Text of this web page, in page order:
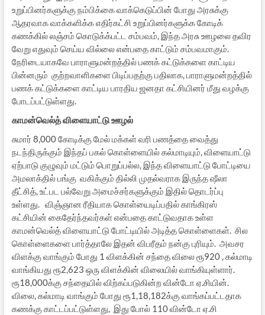
உறுப்பினர்களுக்கு நம்பிக்கை வாக்கெடுப்பின் போது அரசுக்கு
ஆதரவாக வாக்களிக்க எதிர்கட்சி உறுப்பினர்களுக்க கோடிக்
கணக்கில் லஞ்சம் கொடுக்க்பட்ட சம்பவம், இந்த அரசு ஊழலை தவிர
வேறு எதுவும் செய்ய வில்லை என்பதை காட்டும் சம்பவமாகும்.
நேரிடையாகவே பாராளுமன்றத்தில் பணக் கட்டுக்களை காட்டிய
பின்னரும் குற்றவாளிகளை பிடிப்பதற்கு பதிலாக, பாராளுமன்றத்தில்
பணக் கட்டுக்களை காட்டிய பாரதிய ஜனதா கட்சியினர் மீது வழக்கு
போடப்பட்டுள்ளது.
காமன்வெல்த் விளையாட்டு ஊழல்
சுமார் 8,000 கோடிக்கு மேல் மக்கள் வரி பணத்தை வைத்து
நடந்திருக்கும் இந்தப் பகல் கொள்ளையில் கல்மாடியும், விளையாட்டு
ஏற்பாடு குழுவும் மட்டும் பொறுப்பல்ல, இந்த விளையாட்டு போட்டியை
அமலாக்தில் பங்கு வகிக்கும் தில்லி முதல்வராக இருந்த ஷீலா
தீட்சித், உட்பட பல்வேறு அமைச்சர்களுக்கும் இதில் தொடர்ப்பு
உள்ளது. விஞ்ஞான ரீதியாக கொள்யைடிப்பதில் காங்கிரஸ்
கட்சியின் கைதேர்ந்தவர்கள் என்பதை காட்டுவதாக உள்ள
காமன்வெல்த் விளையாட்டு போட்டியில் அடித்த கொள்ளைகள். சில
கொள்ளைகளை பார்த்தாலே இதன் விபரீதம் நன்கு புரியும். அவசர
விளக்கு வாங்கும் போது 1 விளக்கின் சந்தை விலை ரூ920 , கல்மாடி
வாங்கியது ரூ2,623 ஒரு விளக்கின் விலையில் வாங்கியுள்ளார்.
ரூ18,000க்கு சந்தையில் விற்கப்படுகின்ற வின்டோ ஏ.சியின்.
விலை, கல்மாடி வாங்கும் போது ரூ1,18,182க்கு வாங்கப்பட்டதாக
கணக்கு காட்டப்பட்டுள்ளது, இது போல் 110 வின்டோ ஏ.சி